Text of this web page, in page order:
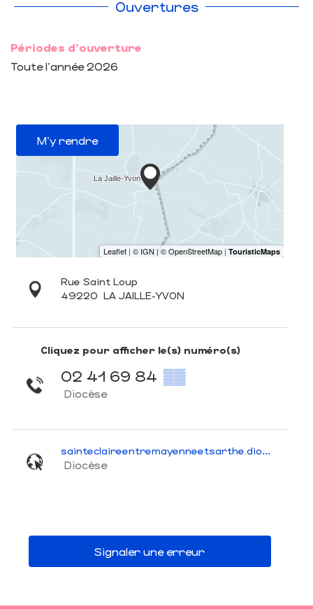
Ouvertures
Périodes d'ouverture
Toute l'année 2026
M'y rendre
Rue Saint Loup
49220 LA JAILLE-YVON
Cliquez pour afficher le(s) numéro(s)
02 41 69 84 ▒▒
Diocèse
sainteclaireentremayenneetsarthe.diocese49.org
Diocèse
Signaler une erreur